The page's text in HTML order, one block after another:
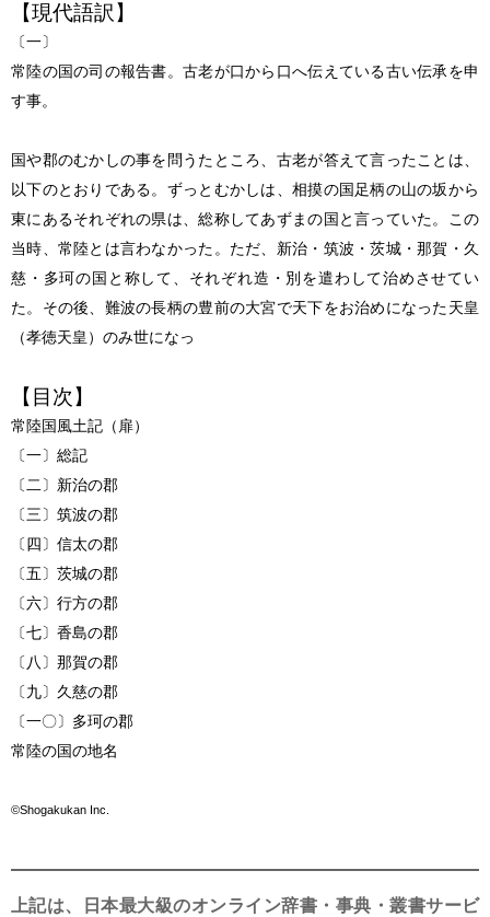
【現代語訳】
〔一〕
常陸の国の司の報告書。古老が口から口へ伝えている古い伝承を申
す事。
国や郡のむかしの事を問うたところ、古老が答えて言ったことは、
以下のとおりである。ずっとむかしは、相摸の国足柄の山の坂から
東にあるそれぞれの県は、総称してあずまの国と言っていた。この
当時、常陸とは言わなかった。ただ、新治・筑波・茨城・那賀・久
慈・多珂の国と称して、それぞれ造・別を遣わして治めさせてい
た。その後、難波の長柄の豊前の大宮で天下をお治めになった天皇
（孝徳天皇）のみ世になっ
【目次】
常陸国風土記（扉）
〔一〕総記
〔二〕新治の郡
〔三〕筑波の郡
〔四〕信太の郡
〔五〕茨城の郡
〔六〕行方の郡
〔七〕香島の郡
〔八〕那賀の郡
〔九〕久慈の郡
〔一〇〕多珂の郡
常陸の国の地名
©Shogakukan Inc.
上記は、日本最大級のオンライン辞書・事典・叢書サービ